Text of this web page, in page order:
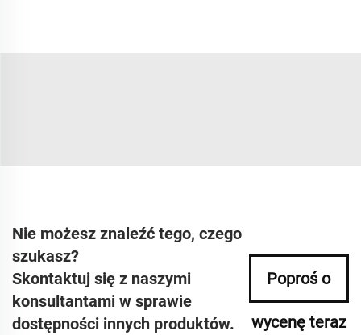
Nie możesz znaleźć tego, czego
szukasz?
Skontaktuj się z naszymi
konsultantami w sprawie
dostępności innych produktów.
Poproś o
wycenę teraz